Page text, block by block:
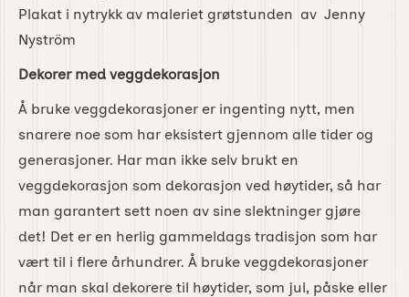
Plakat i nytrykk av maleriet grøtstunden av Jenny
Nyström
Dekorer med veggdekorasjon
Å bruke veggdekorasjoner er ingenting nytt, men
snarere noe som har eksistert gjennom alle tider og
generasjoner. Har man ikke selv brukt en
veggdekorasjon som dekorasjon ved høytider, så har
man garantert sett noen av sine slektninger gjøre
det! Det er en herlig gammeldags tradisjon som har
vært til i flere århundrer. Å bruke veggdekorasjoner
når man skal dekorere til høytider, som jul, påske eller